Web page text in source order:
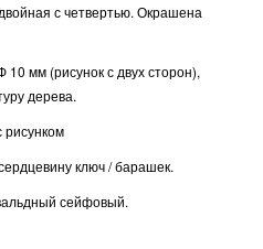
с четвертью. Окрашена
мм (рисунок с двух сторон),
дерева.
ключ / барашек.
сейфовый.